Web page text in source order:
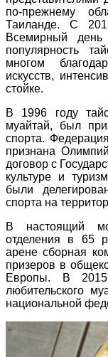
по-прежнему
Таиланде. C
Всемирный
популярность
многом
искусств,
стойке.
В 1996 году
муайтай, был
спорта.
признана
договор с
культуре и
были
спорта на
В настоящий
отделения в 65
арене сборная
призеров в
Европы. В 2015
любительского
национальной